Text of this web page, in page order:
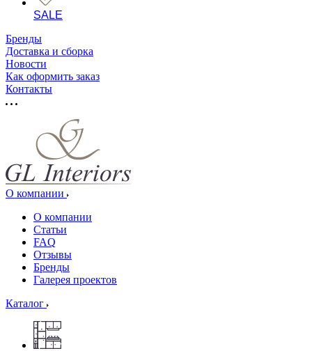
SALE
Бренды
Доставка и сборка
Новости
Как оформить заказ
Контакты
О компании
О компании
Статьи
FAQ
Отзывы
Бренды
Галерея проектов
Каталог